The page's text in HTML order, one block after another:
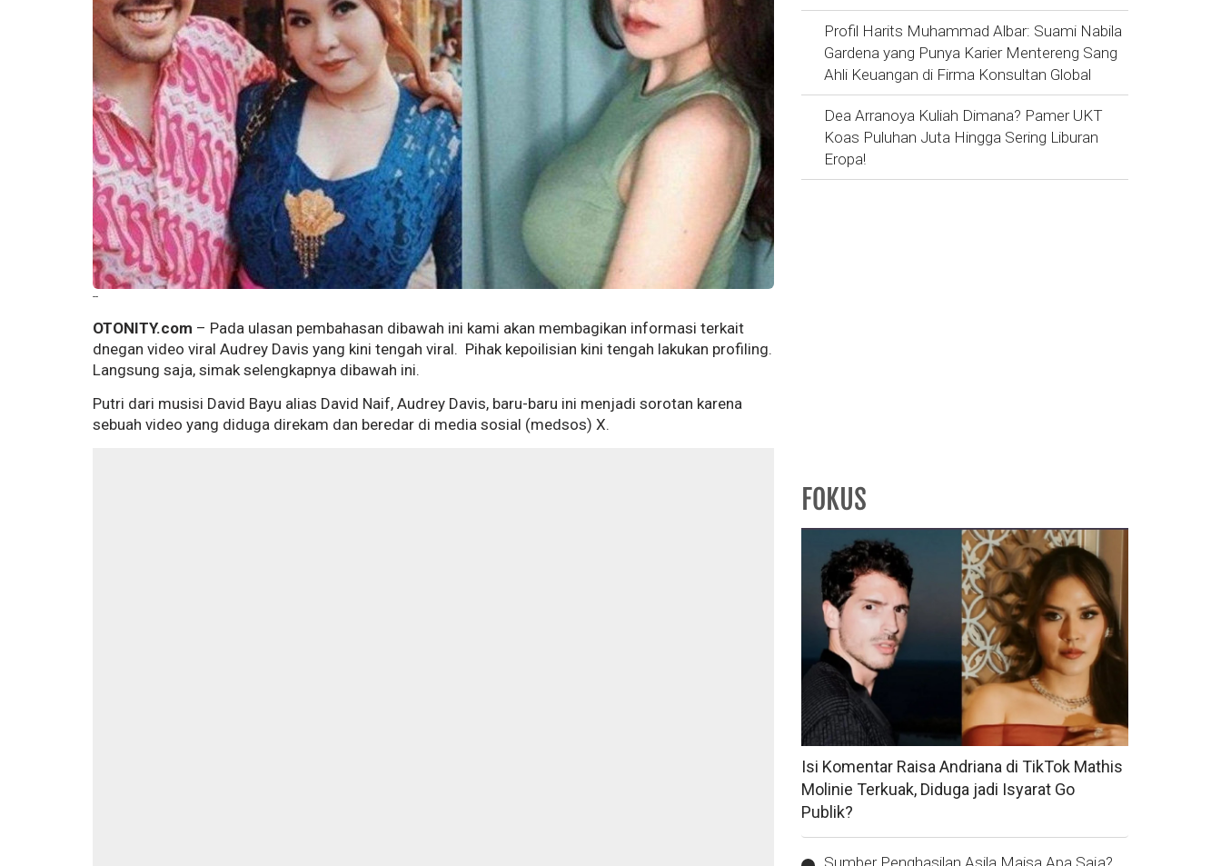
--
OTONITY.com – Pada ulasan pembahasan dibawah ini kami akan membagikan informasi terkait
dnegan video viral Audrey Davis yang kini tengah viral. Pihak kepoilisian kini tengah lakukan profiling.
Langsung saja, simak selengkapnya dibawah ini.
Putri dari musisi David Bayu alias David Naif, Audrey Davis, baru-baru ini menjadi sorotan karena
sebuah video yang diduga direkam dan beredar di media sosial (medsos) X.
Profil Harits Muhammad Albar: Suami Nabila
Gardena yang Punya Karier Mentereng Sang
Ahli Keuangan di Firma Konsultan Global
Dea Arranoya Kuliah Dimana? Pamer UKT
Koas Puluhan Juta Hingga Sering Liburan
Eropa!
FOKUS
Isi Komentar Raisa Andriana di TikTok Mathis
Molinie Terkuak, Diduga jadi Isyarat Go
Publik?
Sumber Penghasilan Asila Maisa Apa Saja?